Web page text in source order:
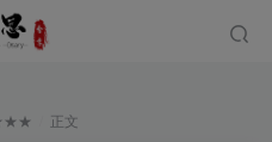
★★★ 正文